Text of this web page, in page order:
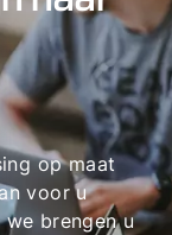
op maat
voor u
brengen u